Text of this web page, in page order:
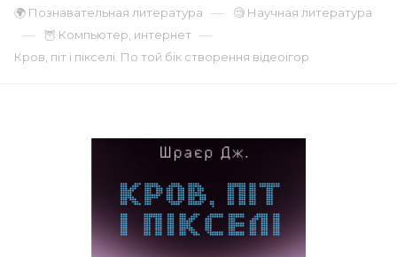
🌍 Познавательная литература — 🧐 Научная литература
— 🦉 Компьютер, интернет —
Кров, піт і пікселі. По той бік створення відеоігор